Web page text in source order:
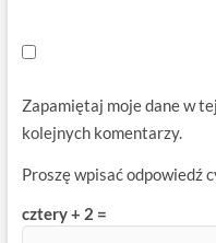
Zapamiętaj moje dane w
kolejnych komentarzy.
Proszę wpisać odpowiedź
cztery + 2 =